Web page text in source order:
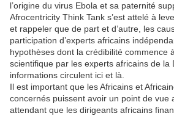
l’origine du virus Ebola et sa paternité
Afrocentricity Think Tank s’est attelé à
et rappeler que de part et d’autre, les
participation d’experts africains
hypothèses dont la crédibilité commence
scientifique par les experts africains de la
informations circulent ici et là.
Il est important que les Africains et
concernés puissent avoir un point de vue
attendant que les dirigeants africains